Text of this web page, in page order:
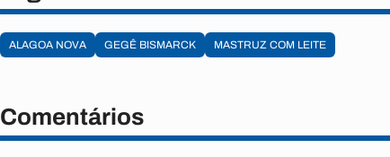
ALAGOA NOVA GEGÊ BISMARCK MASTRUZ COM LEITE
Comentários